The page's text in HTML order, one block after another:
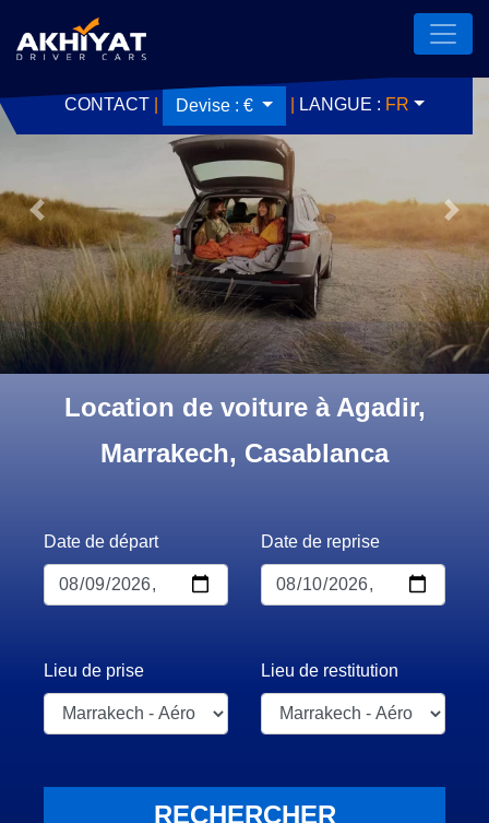
CONTACT Devise :€ LANGUE : FR
Previous Next
Location de voiture à Agadir,
Marrakech, Casablanca
Date de départ Date de reprise
Lieu de prise Lieu de restitution